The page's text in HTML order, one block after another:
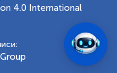
4.0 International